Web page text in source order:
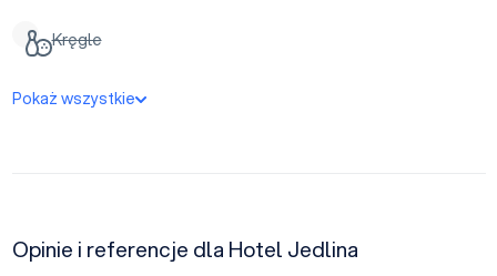
Kręgle
Pokaż wszystkie
Opinie i referencje dla Hotel Jedlina